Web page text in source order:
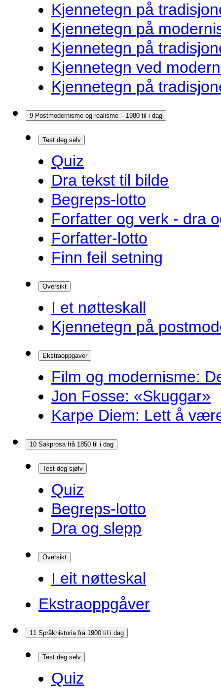
Kjennetegn på
Kjennetegn på
Kjennetegn på
Kjennetegn ved
Kjennetegn på
9 Postmodernisme og realisme – 1980 til i dag
Test deg selv
Quiz
Dra tekst til bilde
Begreps-lotto
Forfatter og verk - dra
Forfatter-lotto
Finn feil setning
Oversikt
I et nøtteskall
Kjennetegn på
Ekstraoppgaver
Film og modernisme:
Jon Fosse: «Skuggar»
Karpe Diem: Lett å
10 Sakprosa frå 1850 til i dag
Test deg sjølv
Quiz
Begreps-lotto
Dra og slepp
Oversikt
I eit nøtteskal
Ekstraoppgåver
11 Språkhistoria frå 1900 til i dag
Test deg selv
Quiz